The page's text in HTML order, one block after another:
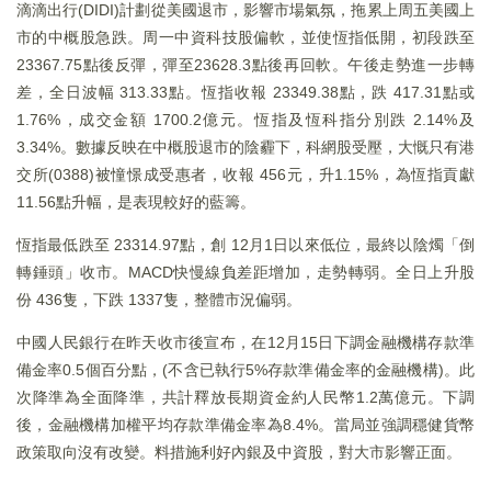
滴滴出行(DIDI)計劃從美國退市，影響市場氣氛，拖累上周五美國上
市的中概股急跌。周一中資科技股偏軟，並使恆指低開，初段跌至
23367.75點後反彈，彈至23628.3點後再回軟。午後走勢進一步轉
差，全日波幅 313.33點。恆指收報 23349.38點，跌 417.31點或
1.76%，成交金額 1700.2億元。恆指及恆科指分別跌 2.14%及
3.34%。數據反映在中概股退市的陰霾下，科網股受壓，大慨只有港
交所(0388)被憧憬成受惠者，收報 456元，升1.15%，為恆指貢獻
11.56點升幅，是表現較好的藍籌。
恆指最低跌至 23314.97點，創 12月1日以來低位，最終以陰燭「倒
轉錘頭」收市。MACD快慢線負差距增加，走勢轉弱。全日上升股
份 436隻，下跌 1337隻，整體市況偏弱。
中國人民銀行在昨天收市後宣布，在12月15日下調金融機構存款準
備金率0.5個百分點，(不含已執行5%存款準備金率的金融機構)。此
次降準為全面降準，共計釋放長期資金約人民幣1.2萬億元。下調
後，金融機構加權平均存款準備金率為8.4%。當局並強調穩健貨幣
政策取向沒有改變。料措施利好內銀及中資股，對大市影響正面。